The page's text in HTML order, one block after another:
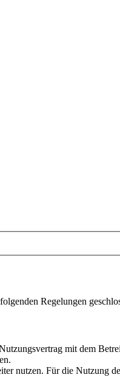
Regelungen
mit dem
nutzen. Für die Nutzung